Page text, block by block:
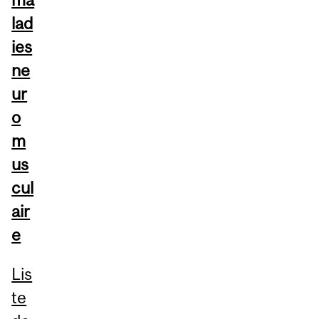
lad
ies
ne
ur
o
m
us
cul
air
e
Lis
te